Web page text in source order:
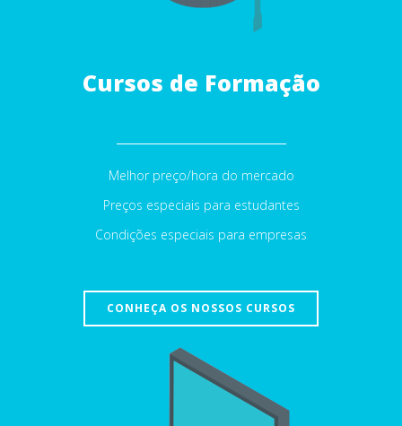
Cursos de Formação
Melhor preço/hora do mercado
Preços especiais para estudantes
Condições especiais para empresas
CONHEÇA OS NOSSOS CURSOS